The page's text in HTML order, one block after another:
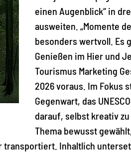
einen Augenblick“ in
ausweiten. „Momente
besonders wertvoll. Es
Genießen im Hier und
Tourismus Marketing
2026 voraus. Im Fokus
Gegenwart, das
darauf, selbst kreativ
Thema bewusst
Inhaltlich